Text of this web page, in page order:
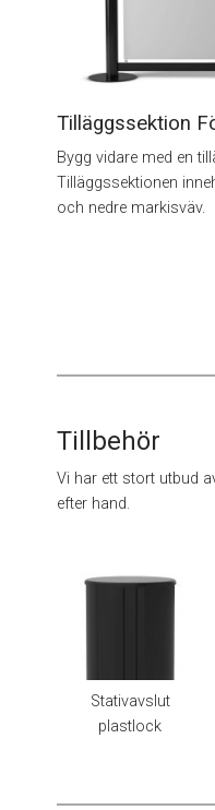
Tilläggssektion
Bygg vidare med en
Tilläggssektionen
och nedre markisväv.
Tillbehör
Vi har ett stort utbud
efter hand.
Stativavslut
plastlock